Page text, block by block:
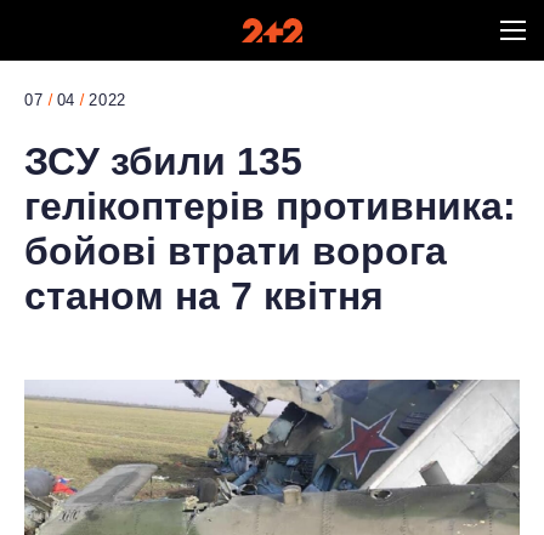
07 04 2022
ЗСУ збили 135
гелікоптерів противника:
бойові втрати ворога
станом на 7 квітня